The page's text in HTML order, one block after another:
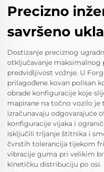
Precizno
savršeno
Dostizanje preciznog
otključavanje maksimalnog
predvidljivost vožnje. U
prilagođene kovan polisan
obrade konfiguracije koje
mapirane na točno vozilo je
izračunavaju odgovarajuće
konfiguracije vijaka i
isključili trljanje štitnika i
čvrstih tolerancija tijekom
vibracije guma pri velikim
kinetičku distribuciju po